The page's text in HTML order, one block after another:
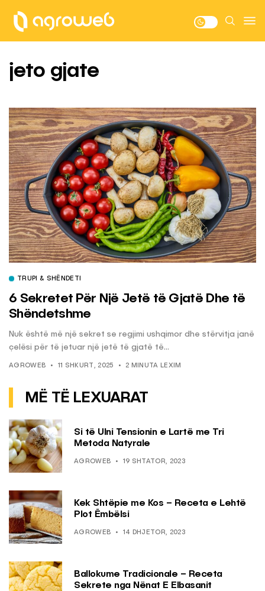
jeto gjate
TRUPI & SHËNDETI
6 Sekretet Për Një Jetë të Gjatë Dhe të
Shëndetshme
Nuk është më një sekret se regjimi ushqimor dhe stërvitja janë
çelësi për të jetuar një jetë të gjatë të...
AGROWEB 11 SHKURT, 2025 2 MINUTA LEXIM
MË TË LEXUARAT
Si të Ulni Tensionin e Lartë me Tri
Metoda Natyrale
AGROWEB 19 SHTATOR, 2023
Kek Shtëpie me Kos – Receta e Lehtë
Plot Ëmbëlsi
AGROWEB 14 DHJETOR, 2023
Ballokume Tradicionale – Receta
Sekrete nga Nënat E Elbasanit